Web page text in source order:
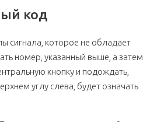
код
сигнала, которое не обладает
номер, указанный выше, а затем
кнопку и подождать,
углу слева, будет означать